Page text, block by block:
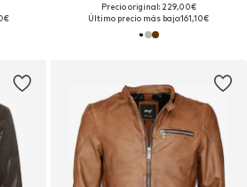
Precio original: 229,00€
Último precio más bajo:161,10€